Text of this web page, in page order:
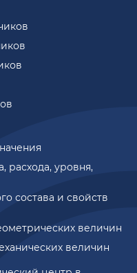
расхода, уровня,
состава и свойств
величин
величин